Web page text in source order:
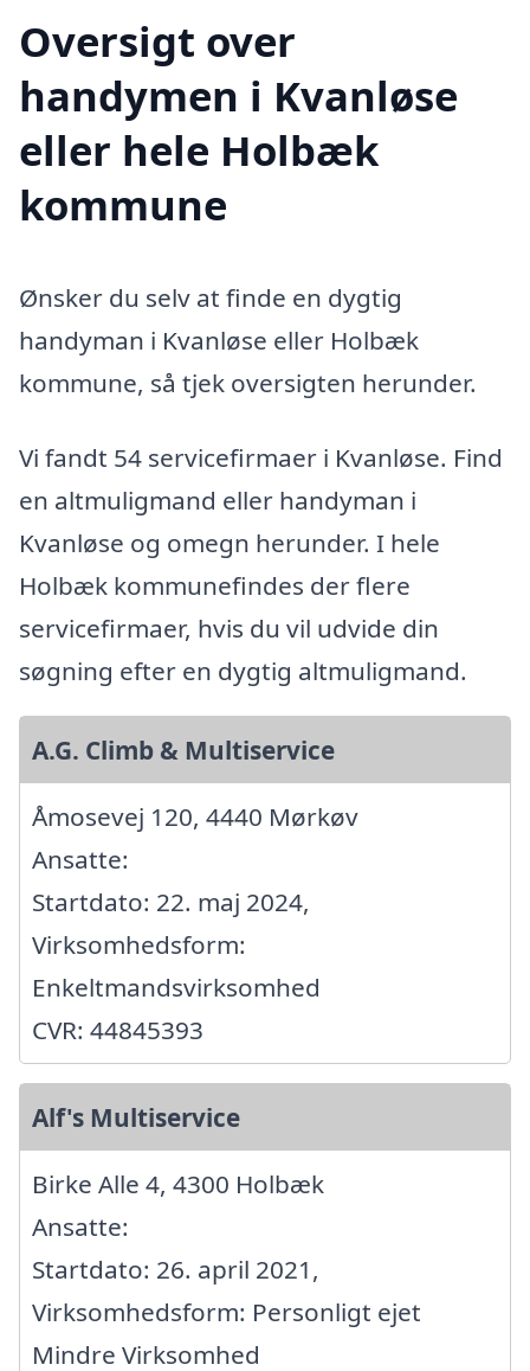
Oversigt over
handymen i Kvanløse
eller hele Holbæk
kommune
Ønsker du selv at finde en dygtig
handyman i Kvanløse eller Holbæk
kommune, så tjek oversigten herunder.
Vi fandt 54 servicefirmaer i Kvanløse. Find
en altmuligmand eller handyman i
Kvanløse og omegn herunder. I hele
Holbæk kommunefindes der flere
servicefirmaer, hvis du vil udvide din
søgning efter en dygtig altmuligmand.
A.G. Climb & Multiservice
Åmosevej 120, 4440 Mørkøv
Ansatte:
Startdato: 22. maj 2024,
Virksomhedsform:
Enkeltmandsvirksomhed
CVR: 44845393
Alf's Multiservice
Birke Alle 4, 4300 Holbæk
Ansatte:
Startdato: 26. april 2021,
Virksomhedsform: Personligt ejet
Mindre Virksomhed